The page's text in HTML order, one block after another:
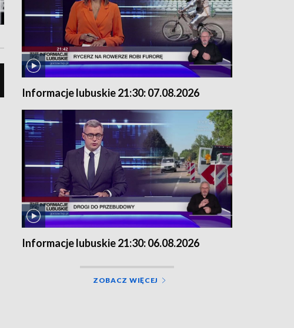
Informacje lubuskie 21:30: 07.08.2026
Informacje lubuskie 21:30: 06.08.2026
ZOBACZ WIĘCEJ